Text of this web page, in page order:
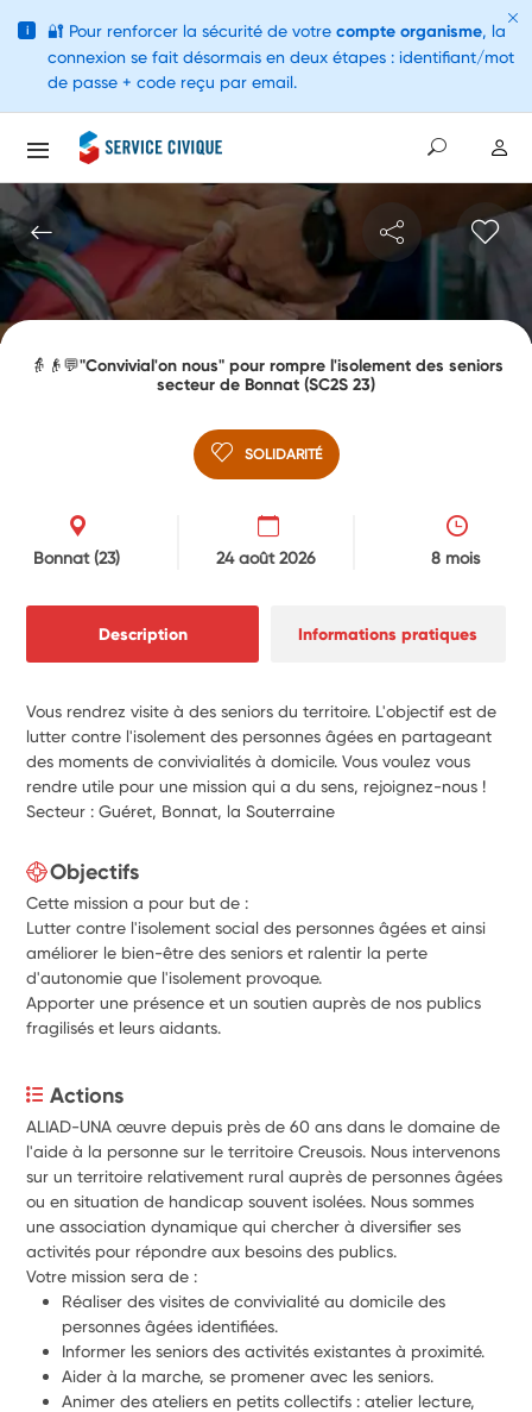
👵👴💬"Convivial'on nous" pour rompre l'isolement des seniors
secteur de Bonnat (SC2S 23)
SOLIDARITÉ
Bonnat(23) 24 août 2026 8 mois
Description Informations pratiques
Vous rendrez visite à des seniors du territoire. L'objectif est de
lutter contre l'isolement des personnes âgées en partageant
des moments de convivialités à domicile. Vous voulez vous
rendre utile pour une mission qui a du sens, rejoignez-nous !
Secteur : Guéret, Bonnat, la Souterraine
Objectifs
Cette mission a pour but de :
Lutter contre l'isolement social des personnes âgées et ainsi
améliorer le bien-être des seniors et ralentir la perte
d'autonomie que l'isolement provoque.
Apporter une présence et un soutien auprès de nos publics
fragilisés et leurs aidants.
Actions
ALIAD-UNA œuvre depuis près de 60 ans dans le domaine de
l'aide à la personne sur le territoire Creusois. Nous intervenons
sur un territoire relativement rural auprès de personnes âgées
ou en situation de handicap souvent isolées. Nous sommes
une association dynamique qui chercher à diversifier ses
activités pour répondre aux besoins des publics.
Votre mission sera de :
Réaliser des visites de convivialité au domicile des
personnes âgées identifiées.
Informer les seniors des activités existantes à proximité.
Aider à la marche, se promener avec les seniors.
Animer des ateliers en petits collectifs : atelier lecture,
i 🔐 Pour renforcer la sécurité de votre compte organisme, la
connexion se fait désormais en deux étapes : identifiant/mot
de passe + code reçu par email.